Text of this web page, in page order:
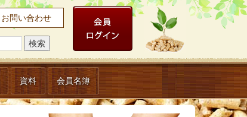
お問い合わせ
資料 会員名簿